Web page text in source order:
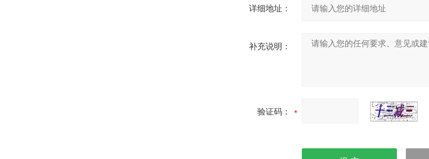
详细地址：
补充说明：
验证码：